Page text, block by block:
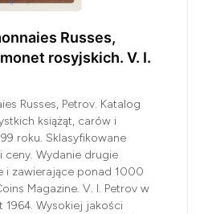
Russes,
rosyjskich. V. I.
Russes, Petrov. Katalog
książąt, carów i
roku. Sklasyfikowane
ceny. Wydanie drugie
i zawierające ponad 1000
Magazine. V. I. Petrov w
1964. Wysokiej jakości